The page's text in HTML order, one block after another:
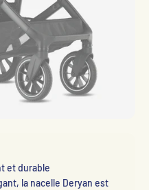
et durable
la nacelle Deryan est